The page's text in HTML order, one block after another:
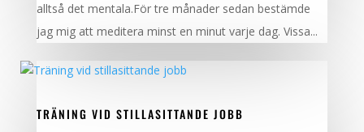
alltså det mentala.För tre månader sedan bestämde
jag mig att meditera minst en minut varje dag. Vissa...
TRÄNING VID STILLASITTANDE JOBB